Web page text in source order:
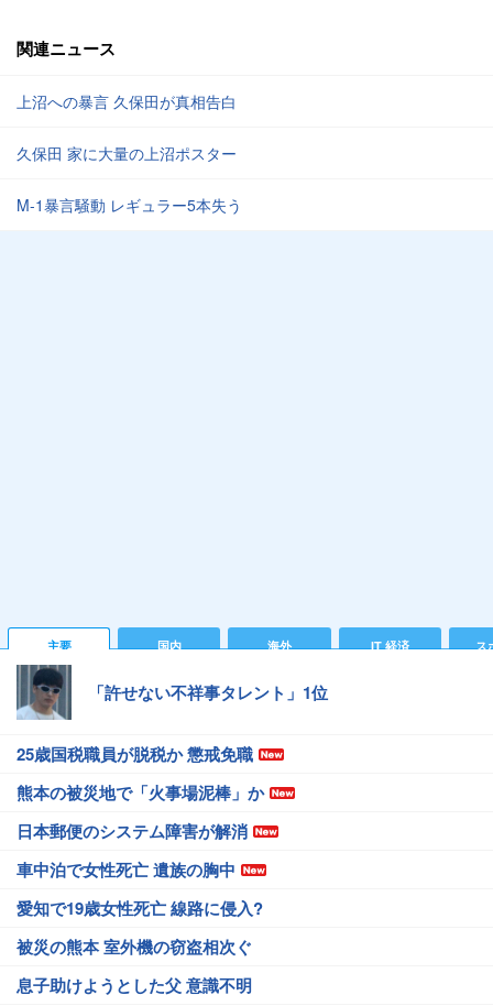
関連ニュース
上沼への暴言 久保田が真相告白
久保田 家に大量の上沼ポスター
M-1暴言騒動 レギュラー5本失う
主要 国内 海外 IT 経済 ス
「許せない不祥事タレント」1位
25歳国税職員が脱税か 懲戒免職
熊本の被災地で「火事場泥棒」か
日本郵便のシステム障害が解消
車中泊で女性死亡 遺族の胸中
愛知で19歳女性死亡 線路に侵入?
被災の熊本 室外機の窃盗相次ぐ
息子助けようとした父 意識不明